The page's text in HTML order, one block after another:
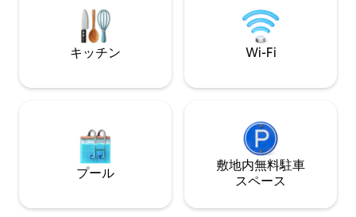
ンディショナー、ボディウォッシュ、ボ
ディローション、石鹸が備わっていま
す。 必需品をお忘れになった方のため
に、マウスウォッシュ、歯ブラシ、歯磨
ト（裁縫用品付き）、シェービングキッ
て探索したりしま
は、すべてのベッ
しています。また
ている可能性もあ
キッチン Wi-Fi
プール
敷地内無料駐⁠車
ス⁠ペ⁠ー⁠ス